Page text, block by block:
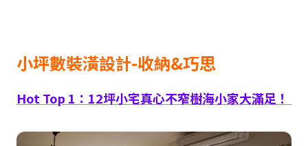
小坪數裝潢設計-收納&巧思
Hot Top 1 ： 12坪小宅真心不窄樹海小家大滿足！